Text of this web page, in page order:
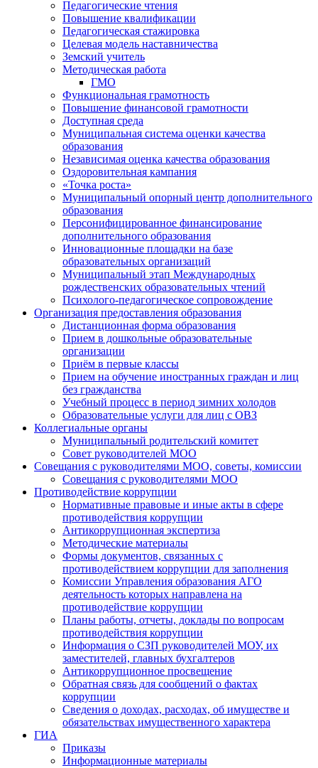
Педагогические чтения
Повышение квалификации
Педагогическая стажировка
Целевая модель наставничества
Земский учитель
Методическая работа
ГМО
Функциональная грамотность
Повышение финансовой грамотности
Доступная среда
Муниципальная система оценки качества
образования
Независимая оценка качества образования
Оздоровительная кампания
«Точка роста»
Муниципальный опорный центр дополнительного
образования
Персонифицированное финансирование
дополнительного образования
Инновационные площадки на базе
образовательных организаций
Муниципальный этап Международных
рождественских образовательных чтений
Психолого-педагогическое сопровождение
Организация предоставления образования
Дистанционная форма образования
Прием в дошкольные образовательные
организации
Приём в первые классы
Прием на обучение иностранных граждан и лиц
без гражданства
Учебный процесс в период зимних холодов
Образовательные услуги для лиц с ОВЗ
Коллегиальные органы
Муниципальный родительский комитет
Совет руководителей МОО
Совещания с руководителями МОО, советы, комиссии
Совещания с руководителями МОО
Противодействие коррупции
Нормативные правовые и иные акты в сфере
противодействия коррупции
Антикоррупционная экспертиза
Методические материалы
Формы документов, связанных с
противодействием коррупции для заполнения
Комиссии Управления образования АГО
деятельность которых направлена на
противодействие коррупции
Планы работы, отчеты, доклады по вопросам
противодействия коррупции
Информация о СЗП руководителей МОУ, их
заместителей, главных бухгалтеров
Антикоррупционное просвещение
Обратная связь для сообщений о фактах
коррупции
Сведения о доходах, расходах, об имуществе и
обязательствах имущественного характера
ГИА
Приказы
Информационные материалы